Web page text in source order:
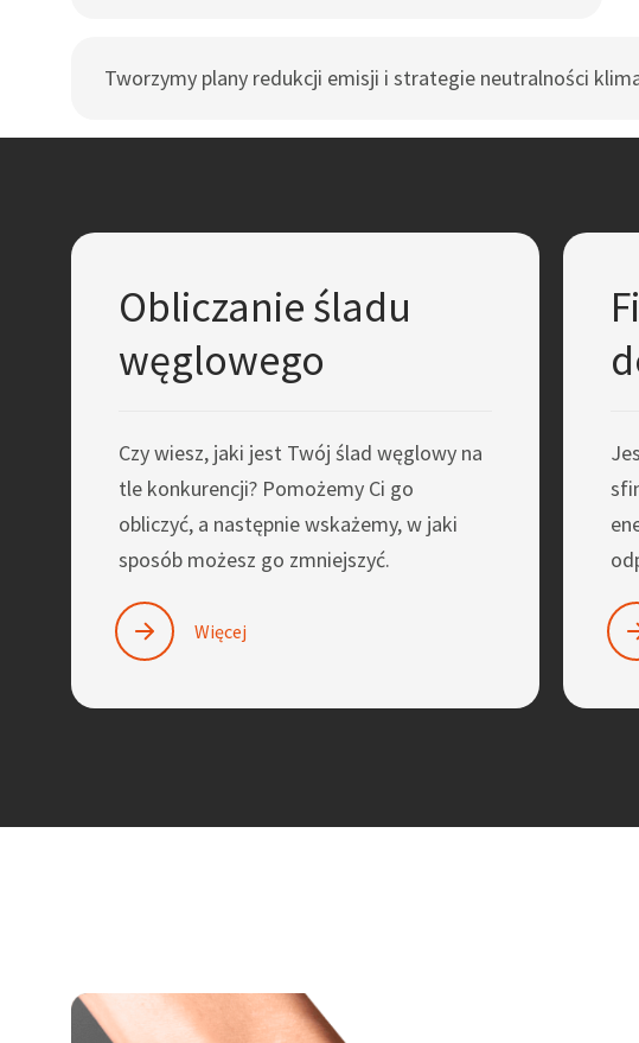
Tworzymy plany redukcji emisji i strategie neutralności
Obliczanie śladu
węglowego
Czy wiesz, jaki jest Twój ślad węglowy na
tle konkurencji? Pomożemy Ci go
obliczyć, a następnie wskażemy, w jaki
sposób możesz go zmniejszyć.
Więcej